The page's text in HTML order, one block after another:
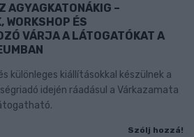
AGYAGKATONÁKIG –
WORKSHOP ÉS
VÁRJA A LÁTOGATÓKAT A
különleges kiállításokkal készülnek a
idején ráadásul a Várkazamata
Szólj hozzá!